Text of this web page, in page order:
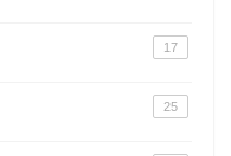
17
25